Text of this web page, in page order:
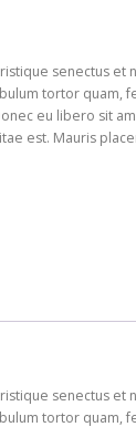
senectus et
tortor quam,
eu libero sit
est. Mauris
senectus et
tortor quam,